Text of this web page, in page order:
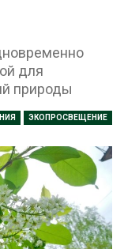
для
природы
ЭКОПРОСВЕЩЕНИЕ